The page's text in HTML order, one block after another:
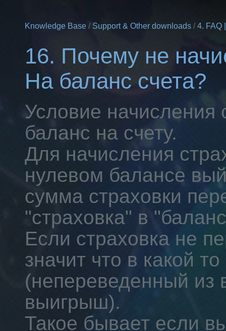
Knowledge Base / Support & Other downloads /4.
16. Почему не
На баланс счета?
Условие начисления
баланс на счету.
Для начисления
нулевом балансе
сумма страховки
"страховка" в
Если страховка не
значит что в какой
(непереведенный
выигрыш).
Такое бывает если